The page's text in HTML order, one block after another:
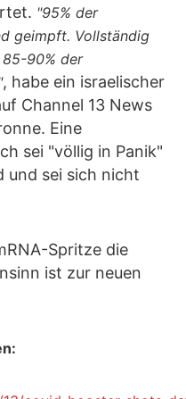
"95% der
geimpft. Vollständig
90% der
, habe ein israelischer
Channel 13 News
Eine
sei "völlig in Panik"
und sei sich nicht
Spritze die
ist zur neuen